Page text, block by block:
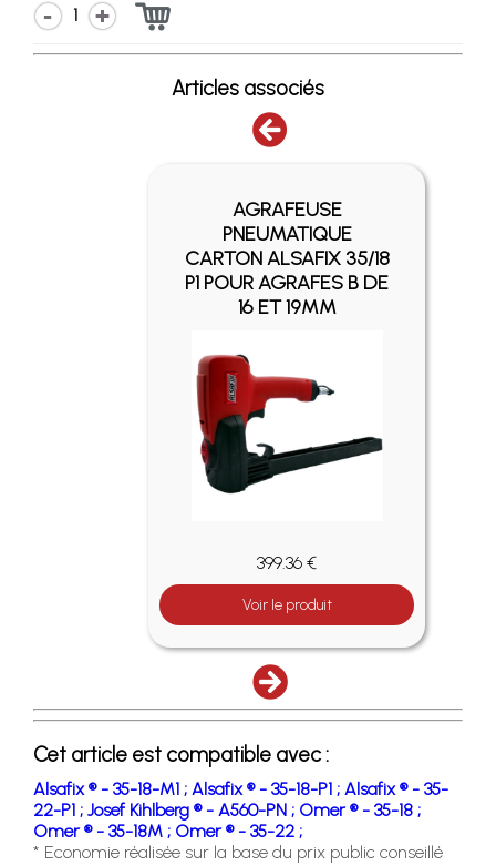
1
Articles associés
AGRAFEUSE
PNEUMATIQUE
CARTON ALSAFIX 35/18
P1 POUR AGRAFES B DE
16 ET 19MM
399.36 €
Voir le produit
Cet article est compatible avec :
Alsafix ® - 35-18-M1 ; Alsafix ® - 35-18-P1 ; Alsafix ® - 35-
22-P1 ; Josef Kihlberg ® - A560-PN ; Omer ® - 35-18 ;
Omer ® - 35-18M ; Omer ® - 35-22 ;
* Economie réalisée sur la base du prix public conseillé